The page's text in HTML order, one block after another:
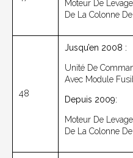
Moteur De
De La Colonne
48
Jusqu’en 2008 :
Unité De
Avec Module
Depuis 2009:
Moteur De
De La Colonne